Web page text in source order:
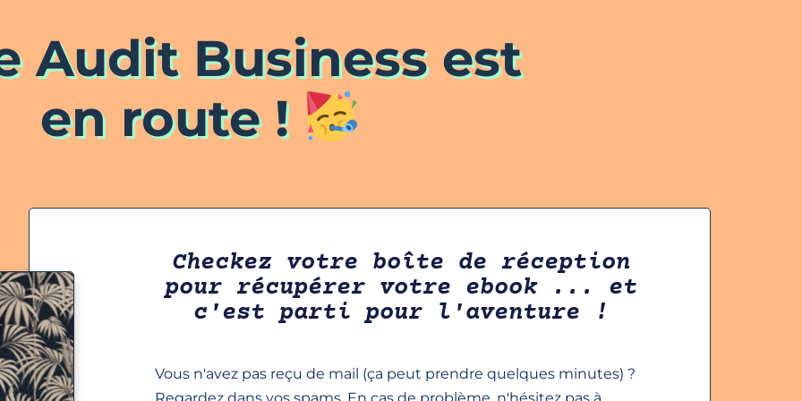
Audit Business est
en route !
Checkez votre boîte de réception
pour récupérer votre ebook ... et
c'est parti pour l'aventure !
Vous n'avez pas reçu de mail (ça peut prendre quelques minutes) ?